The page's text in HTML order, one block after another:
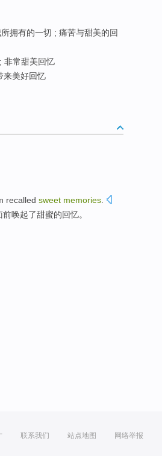
拥有的一切 ; 痛苦与甜美的回
非常甜美回忆
来美好回忆
recalled sweet memories
前唤起了甜蜜的回忆。
联系我们 站点地图 网络举报